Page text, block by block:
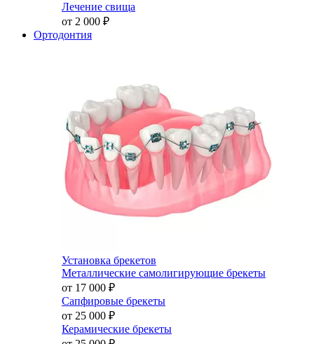
Лечение свища
от 2 000 ₽
Ортодонтия
Установка брекетов
Металлические самолигирующие брекеты
от 17 000 ₽
Сапфировые брекеты
от 25 000 ₽
Керамические брекеты